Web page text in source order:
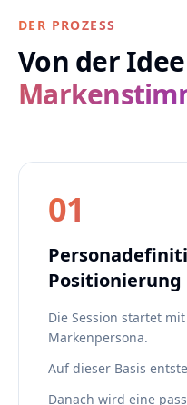
DER PROZESS
Von der
01
Positionierung
Die Session startet
Markenpersona.
Auf dieser Basis
Danach wird eine